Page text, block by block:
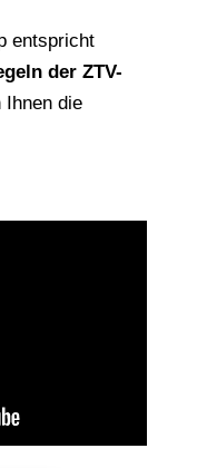
entspricht
der ZTV-
die